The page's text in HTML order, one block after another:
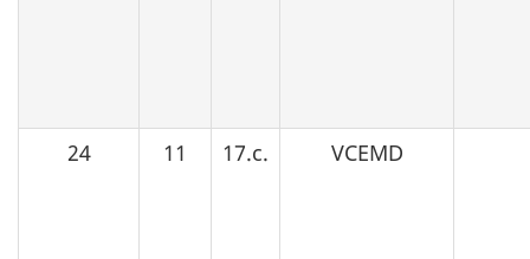
24 11 17.c. VCEMD